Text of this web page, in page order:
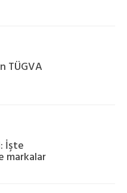
TÜGVA
İşte
markalar